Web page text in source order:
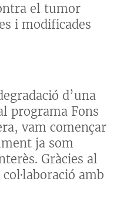
el tumor
i modificades
d’una
programa Fons
vam començar
ja som
Gràcies al
amb